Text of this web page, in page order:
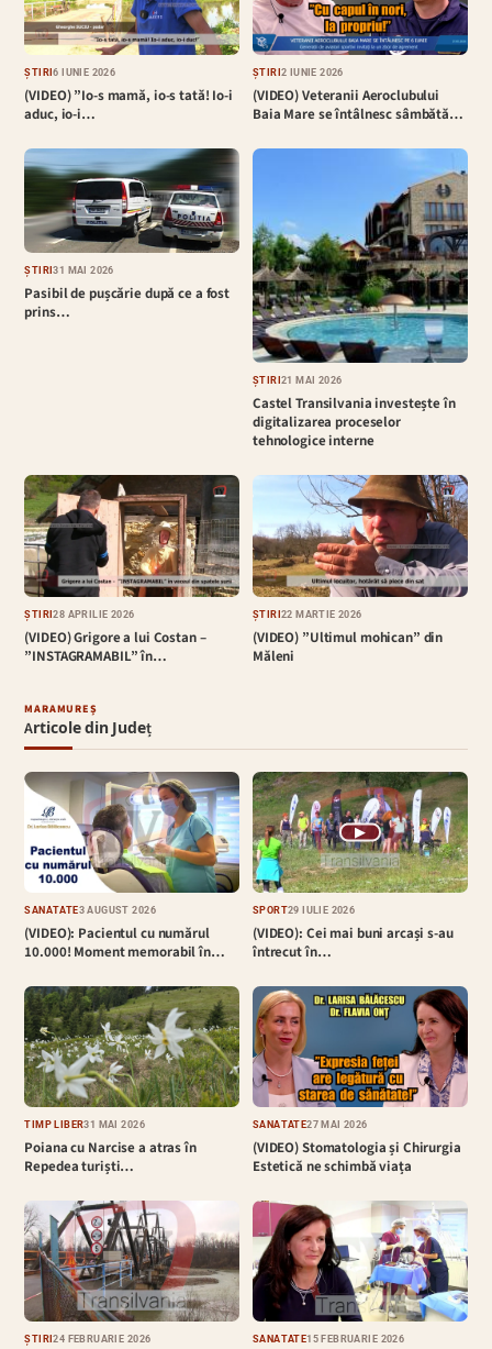
ȘTIRI6 IUNIE 2026
(VIDEO) ”Io-s mamă, io-s tată! Io-i
aduc, io-i…
ȘTIRI2 IUNIE 2026
(VIDEO) Veteranii Aeroclubului
Baia Mare se întâlnesc sâmbătă…
ȘTIRI31 MAI 2026
Pasibil de pușcărie după ce a fost
prins…
ȘTIRI21 MAI 2026
Castel Transilvania investește în
digitalizarea proceselor
tehnologice interne
ȘTIRI28 APRILIE 2026
(VIDEO) Grigore a lui Costan –
”INSTAGRAMABIL” în…
ȘTIRI22 MARTIE 2026
(VIDEO) ”Ultimul mohican” din
Măleni
MARAMUREȘ
Articole din Județ
SĂNĂTATE3 AUGUST 2026
(VIDEO): Pacientul cu numărul
10.000! Moment memorabil în…
▶
SPORT29 IULIE 2026
(VIDEO): Cei mai buni arcași s-au
întrecut în…
TIMP LIBER31 MAI 2026
Poiana cu Narcise a atras în
Repedea turiști…
SĂNĂTATE27 MAI 2026
(VIDEO) Stomatologia și Chirurgia
Estetică ne schimbă viața
ȘTIRI24 FEBRUARIE 2026 SĂNĂTATE15 FEBRUARIE 2026